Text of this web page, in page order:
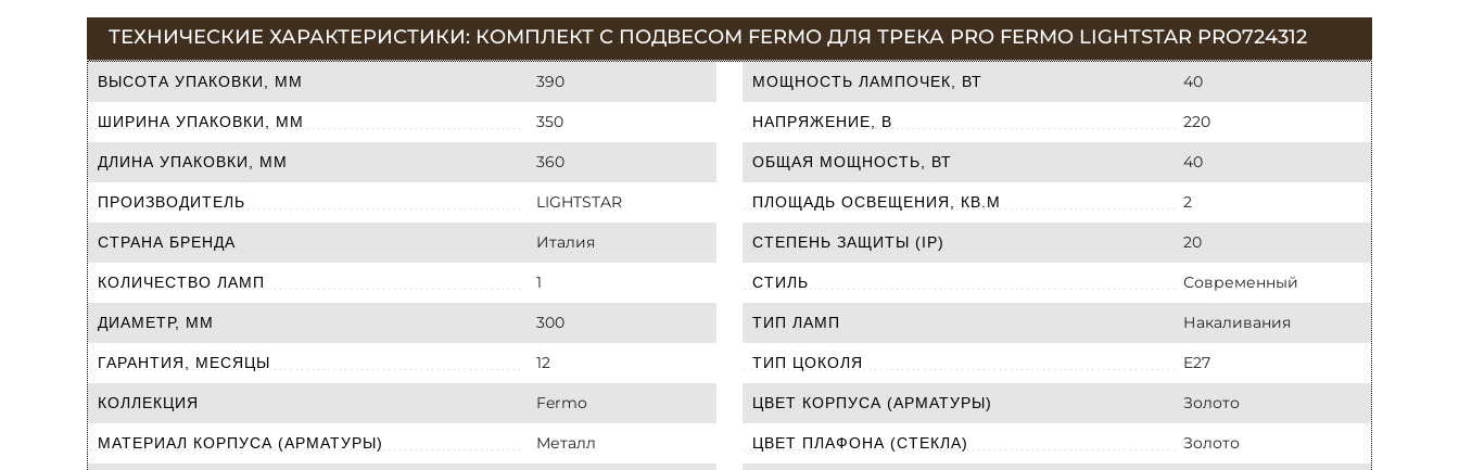
ТЕХНИЧЕСКИЕ ХАРАКТЕРИСТИКИ: КОМПЛЕКТ С ПОДВЕСОМ FERMO ДЛЯ ТРЕКА PRO FERMO LIGHTSTAR PRO724312
ВЫСОТА УПАКОВКИ, ММ 390
ШИРИНА УПАКОВКИ, ММ 350
ДЛИНА УПАКОВКИ, ММ 360
ПРОИЗВОДИТЕЛЬ LIGHTSTAR
СТРАНА БРЕНДА Италия
КОЛИЧЕСТВО ЛАМП 1
ДИАМЕТР, ММ 300
ГАРАНТИЯ, МЕСЯЦЫ 12
КОЛЛЕКЦИЯ Fermo
МАТЕРИАЛ КОРПУСА (АРМАТУРЫ) Металл
МОЩНОСТЬ ЛАМПОЧЕК, ВТ 40
НАПРЯЖЕНИЕ, В 220
ОБЩАЯ МОЩНОСТЬ, ВТ 40
ПЛОЩАДЬ ОСВЕЩЕНИЯ, КВ.М 2
СТЕПЕНЬ ЗАЩИТЫ (IP) 20
СТИЛЬ Современный
ТИП ЛАМП Накаливания
ТИП ЦОКОЛЯ E27
ЦВЕТ КОРПУСА (АРМАТУРЫ) Золото
ЦВЕТ ПЛАФОНА (СТЕКЛА) Золото